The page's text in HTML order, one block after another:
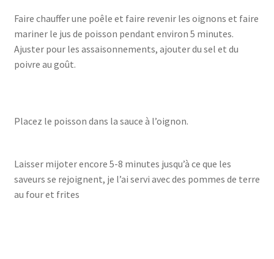
Faire chauffer une poêle et faire revenir les oignons et faire
mariner le jus de poisson pendant environ 5 minutes.
Ajuster pour les assaisonnements, ajouter du sel et du
poivre au goût.
Placez le poisson dans la sauce à l’oignon.
Laisser mijoter encore 5-8 minutes jusqu’à ce que les
saveurs se rejoignent, je l’ai servi avec des pommes de terre
au four et frites